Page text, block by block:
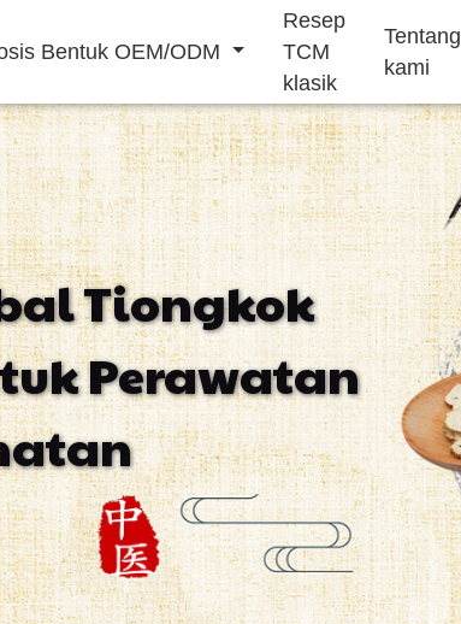
Bentuk OEM/ODM
Resep
TCM
klasik
Tentang
kami
Makanan
pria
Mencegah
penyakit
kardiovaskular
Pengobatan
insomnia
Minuman cair Kantong teh
Tiongkok
Perawatan